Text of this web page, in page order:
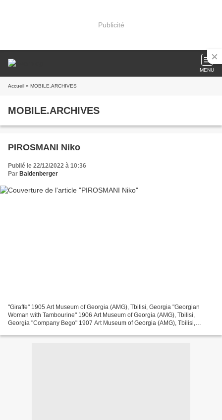
Publicité
MENU
Accueil » MOBILE.ARCHIVES
MOBILE.ARCHIVES
PIROSMANI Niko
Publié le 22/12/2022 à 10:36
Par Baldenberger
"Giraffe" 1905 Art Museum of Georgia (AMG), Tbilisi, Georgia "Georgian
Woman with Tambourine" 1906 Art Museum of Georgia (AMG), Tbilisi,
Georgia "Company Bego" 1907 Art Museum of Georgia (AMG), Tbilisi,